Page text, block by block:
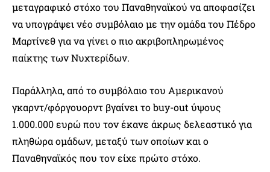
μεταγραφικό στόχο του Παναθηναϊκού να αποφασίζει
να υπογράψει νέο συμβόλαιο με την ομάδα του Πέδρο
Μαρτίνεθ για να γίνει ο πιο ακριβοπληρωμένος
παίκτης των Νυχτερίδων.
Παράλληλα, από το συμβόλαιο του Αμερικανού
γκαρντ/φόργουορντ βγαίνει το buy-out ύψους
1.000.000 ευρώ που τον έκανε άκρως δελεαστικό για
πληθώρα ομάδων, μεταξύ των οποίων και ο
Παναθηναϊκός που τον είχε πρώτο στόχο.